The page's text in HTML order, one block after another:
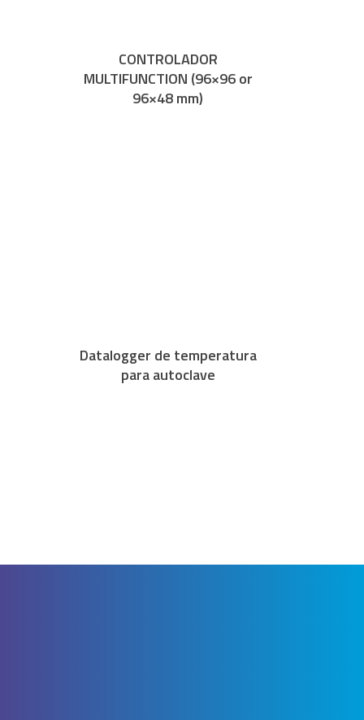
CONTROLADOR
MULTIFUNCTION (96×96 or
96×48 mm)
Datalogger de temperatura
para autoclave